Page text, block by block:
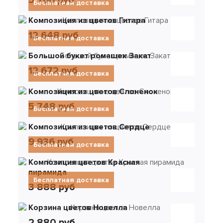
Бесплатная доставка
Бесплатная доставка
Композиция из цветов Гитара
12 648 руб
Бесплатная доставка
Большой букет ромашек Закат
12 672 руб
Бесплатная доставка
Композиция из цветов Слоненок
5 748 руб
Бесплатная доставка
Композиция из цветов Сердце
9 936 руб
Бесплатная доставка
Композиция цветов Красная
пирамида
3 888 руб
Корзина цветов Новелла